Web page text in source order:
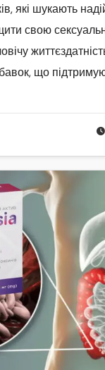
які шукають
свою
що